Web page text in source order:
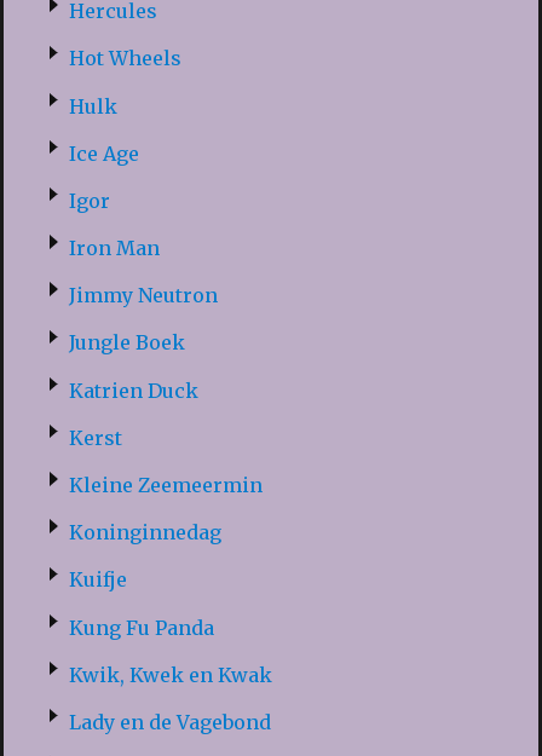
Hercules
Hot Wheels
Hulk
Ice Age
Igor
Iron Man
Jimmy Neutron
Jungle Boek
Katrien Duck
Kerst
Kleine Zeemeermin
Koninginnedag
Kuifje
Kung Fu Panda
Kwik, Kwek en Kwak
Lady en de Vagebond